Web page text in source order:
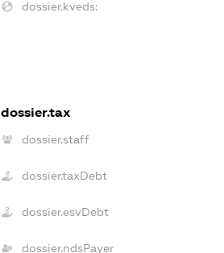
dossier.kveds:
dossier.tax
dossier.staff
dossier.taxDebt
dossier.esvDebt
dossier.ndsPayer